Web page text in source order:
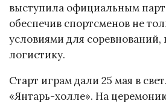
выступила официальным
обеспечив спортсменов не
условиями для
логистику.
Старт играм дали 25 мая в
«Янтарь-холле». На